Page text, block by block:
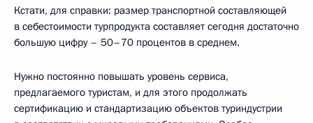
Кстати, для справки: размер транспортной составляющей
в себестоимости турпродукта составляет сегодня достаточно
большую цифру – 50–70 процентов в среднем.
Нужно постоянно повышать уровень сервиса,
предлагаемого туристам, и для этого продолжать
сертификацию и стандартизацию объектов туриндустрии